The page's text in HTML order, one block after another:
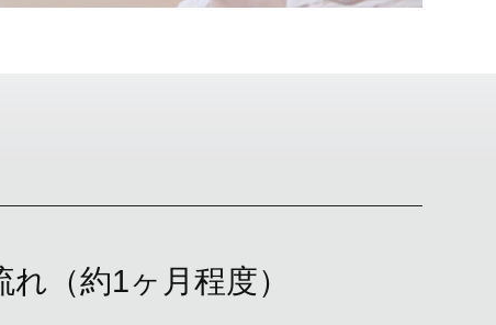
（約1ヶ月程度）